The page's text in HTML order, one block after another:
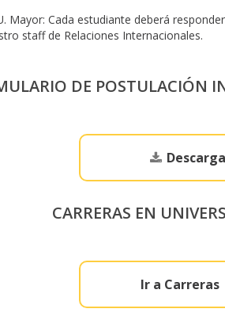
Mayor: Cada estudiante deberá
staff de Relaciones Internacionales.
DE POSTULACIÓN
CARRERAS EN
Ir a Carreras